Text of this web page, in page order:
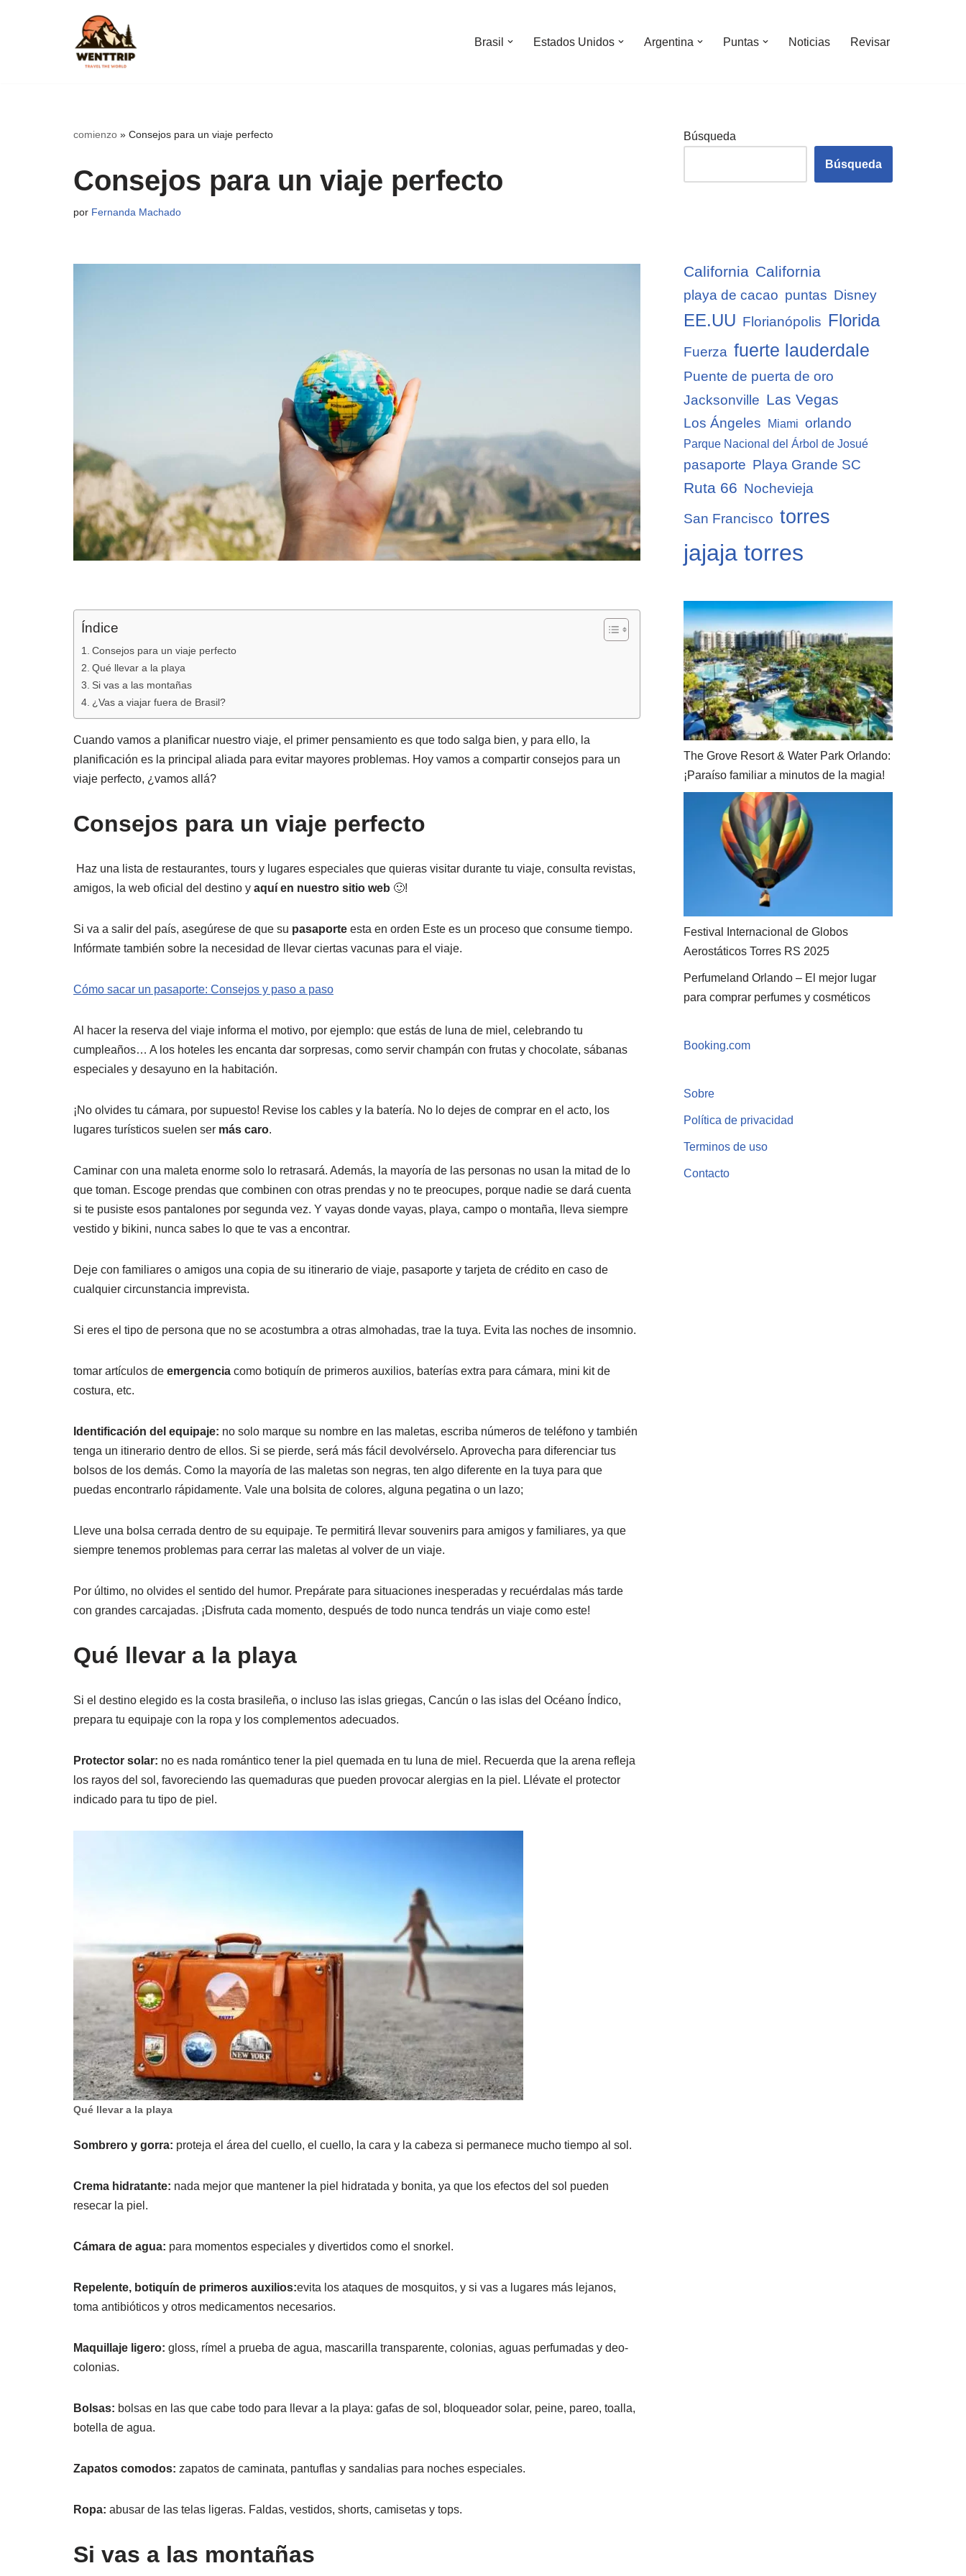
Brasil Estados Unidos Argentina Puntas Noticias Revisar
comienzo » Consejos para un viaje perfecto
Consejos para un viaje perfecto
por Fernanda Machado
Índice
Consejos para un viaje perfecto
Qué llevar a la playa
Si vas a las montañas
¿Vas a viajar fuera de Brasil?
Cuando vamos a planificar nuestro viaje, el primer pensamiento es que todo salga bien, y para ello, la
planificación es la principal aliada para evitar mayores problemas. Hoy vamos a compartir consejos para un
viaje perfecto, ¿vamos allá?
Consejos para un viaje perfecto
Haz una lista de restaurantes, tours y lugares especiales que quieras visitar durante tu viaje, consulta revistas,
amigos, la web oficial del destino y aquí en nuestro sitio web 🙂!
Si va a salir del país, asegúrese de que su pasaporte esta en orden Este es un proceso que consume tiempo.
Infórmate también sobre la necesidad de llevar ciertas vacunas para el viaje.
Cómo sacar un pasaporte: Consejos y paso a paso
Al hacer la reserva del viaje informa el motivo, por ejemplo: que estás de luna de miel, celebrando tu
cumpleaños… A los hoteles les encanta dar sorpresas, como servir champán con frutas y chocolate, sábanas
especiales y desayuno en la habitación.
¡No olvides tu cámara, por supuesto! Revise los cables y la batería. No lo dejes de comprar en el acto, los
lugares turísticos suelen ser más caro.
Caminar con una maleta enorme solo lo retrasará. Además, la mayoría de las personas no usan la mitad de lo
que toman. Escoge prendas que combinen con otras prendas y no te preocupes, porque nadie se dará cuenta
si te pusiste esos pantalones por segunda vez. Y vayas donde vayas, playa, campo o montaña, lleva siempre
vestido y bikini, nunca sabes lo que te vas a encontrar.
Deje con familiares o amigos una copia de su itinerario de viaje, pasaporte y tarjeta de crédito en caso de
cualquier circunstancia imprevista.
Si eres el tipo de persona que no se acostumbra a otras almohadas, trae la tuya. Evita las noches de insomnio.
tomar artículos de emergencia como botiquín de primeros auxilios, baterías extra para cámara, mini kit de
costura, etc.
Identificación del equipaje: no solo marque su nombre en las maletas, escriba números de teléfono y también
tenga un itinerario dentro de ellos. Si se pierde, será más fácil devolvérselo. Aprovecha para diferenciar tus
bolsos de los demás. Como la mayoría de las maletas son negras, ten algo diferente en la tuya para que
puedas encontrarlo rápidamente. Vale una bolsita de colores, alguna pegatina o un lazo;
Lleve una bolsa cerrada dentro de su equipaje. Te permitirá llevar souvenirs para amigos y familiares, ya que
siempre tenemos problemas para cerrar las maletas al volver de un viaje.
Por último, no olvides el sentido del humor. Prepárate para situaciones inesperadas y recuérdalas más tarde
con grandes carcajadas. ¡Disfruta cada momento, después de todo nunca tendrás un viaje como este!
Qué llevar a la playa
Si el destino elegido es la costa brasileña, o incluso las islas griegas, Cancún o las islas del Océano Índico,
prepara tu equipaje con la ropa y los complementos adecuados.
Protector solar: no es nada romántico tener la piel quemada en tu luna de miel. Recuerda que la arena refleja
los rayos del sol, favoreciendo las quemaduras que pueden provocar alergias en la piel. Llévate el protector
indicado para tu tipo de piel.
Qué llevar a la playa
Sombrero y gorra: proteja el área del cuello, el cuello, la cara y la cabeza si permanece mucho tiempo al sol.
Crema hidratante: nada mejor que mantener la piel hidratada y bonita, ya que los efectos del sol pueden
resecar la piel.
Cámara de agua: para momentos especiales y divertidos como el snorkel.
Repelente, botiquín de primeros auxilios:evita los ataques de mosquitos, y si vas a lugares más lejanos,
toma antibióticos y otros medicamentos necesarios.
Maquillaje ligero: gloss, rímel a prueba de agua, mascarilla transparente, colonias, aguas perfumadas y deo-
colonias.
Bolsas: bolsas en las que cabe todo para llevar a la playa: gafas de sol, bloqueador solar, peine, pareo, toalla,
botella de agua.
Zapatos comodos: zapatos de caminata, pantuflas y sandalias para noches especiales.
Ropa: abusar de las telas ligeras. Faldas, vestidos, shorts, camisetas y tops.
Si vas a las montañas
Búsqueda
Búsqueda
California California
playa de cacao puntas Disney
EE.UU Florianópolis Florida
Fuerza fuerte lauderdale
Puente de puerta de oro
Jacksonville Las Vegas
Los Ángeles Miami orlando
Parque Nacional del Árbol de Josué
pasaporte Playa Grande SC
Ruta 66 Nochevieja
San Francisco torres
jajaja torres
The Grove Resort & Water Park Orlando:
¡Paraíso familiar a minutos de la magia!
Festival Internacional de Globos
Aerostáticos Torres RS 2025
Perfumeland Orlando – El mejor lugar
para comprar perfumes y cosméticos
Booking.com
Sobre
Política de privacidad
Terminos de uso
Contacto